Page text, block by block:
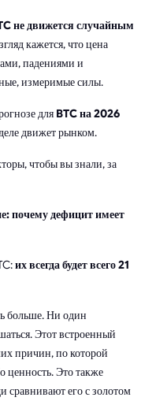
не движется случайным
кажется, что цена
падениями и
измеримые силы.
для BTC на 2026
движет рынком.
чтобы вы знали, за
почему дефицит имеет
их всегда будет всего 21
больше. Ни один
Этот встроенный
причин, по которой
Это также
сравнивают его с золотом